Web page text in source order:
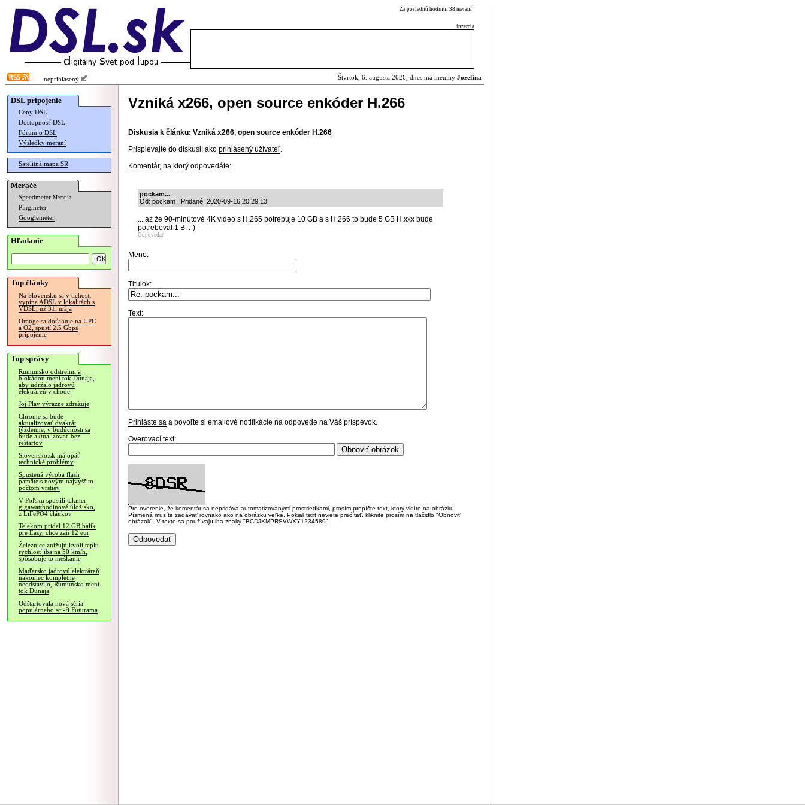
Za poslednú hodinu: 38 meraní
inzercia
neprihlásený Štvrtok, 6. augusta 2026, dnes má meniny Jozefína
DSL pripojenie
Ceny DSL
Dostupnosť DSL
Fórum o DSL
Výsledky meraní
Satelitná mapa SR
Merače
Speedmeter Merania
Pingmeter
Googlemeter
Hľadanie
Top články
Na Slovensku sa v tichosti
vypína ADSL v lokalitách s
VDSL, už 31. mája
Orange sa doťahuje na UPC
a O2, spustí 2.5 Gbps
pripojenie
Top správy
Rumunsko odstrelmi a
blokádou mení tok Dunaja,
aby udržalo jadrovú
elektráreň v chode
Joj Play výrazne zdražuje
Chrome sa bude
aktualizovať dvakrát
týždenne, v budúcnosti sa
bude aktualizovať bez
reštartov
Slovensko.sk má opäť
technické problémy
Spustená výroba flash
pamäte s novým najvyšším
počtom vrstiev
V Poľsku spustili takmer
gigawatthodinové úložisko,
z LiFePO4 článkov
Telekom pridal 12 GB balík
pre Easy, chce zaň 12 eur
Železnice znižujú kvôli teplu
rýchlosť iba na 50 km/h,
spôsobuje to meškanie
Maďarsko jadrovú elektráreň
nakoniec kompletne
neodstavilo, Rumunsko mení
tok Dunaja
Odštartovala nová séria
populárneho sci-fi Futurama
Vzniká x266, open source enkóder H.266
Diskusia k článku: Vzniká x266, open source enkóder H.266
Prispievajte do diskusií ako prihlásený užívateľ.
Komentár, na ktorý odpovedáte:
pockam...
Od: pockam | Pridané: 2020-09-16 20:29:13
... az že 90-minútové 4K video s H.265 potrebuje 10 GB a s H.266 to bude 5 GB H.xxx bude
potrebovat 1 B. :-)
Odpovedať
Meno:
Titulok:
Text:
Prihláste sa a povoľte si emailové notifikácie na odpovede na Váš príspevok.
Overovací text:
Pre overenie, že komentár sa nepridáva automatizovanými prostriedkami, prosím prepíšte text, ktorý vidíte na obrázku.
Písmená musíte zadávať rovnako ako na obrázku veľké. Pokiaľ text neviete prečítať, kliknite prosím na tlačidlo "Obnoviť
obrázok". V texte sa používajú iba znaky "BCDJKMPRSVWXY1234589".